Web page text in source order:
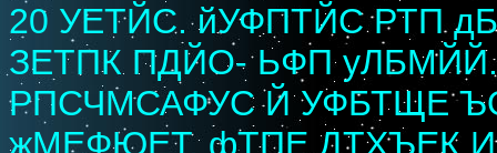
20 УЕТЙС. йУФПТЙС РТП
ЗЕТПК ПДЙО- ЬФП
РПСЧМСАФУС Й УФБТЩЕ
жМЕФЮЕТ. фТПЕ ДТХЪЕК